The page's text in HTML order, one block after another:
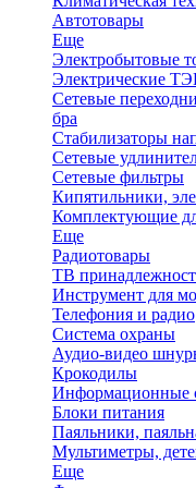
Автотовары
Еще
Электробытовые
Электрические
Сетевые
бра
Стабилизаторы
Сетевые
Сетевые фильтры
Кипятильники,
Комплектующие
Еще
Радиотовары
ТВ
Инструмент для
Телефония и радио
Система охраны
Аудио-видео
Крокодилы
Информационные
Блоки питания
Паяльники,
Мультиметры,
Еще